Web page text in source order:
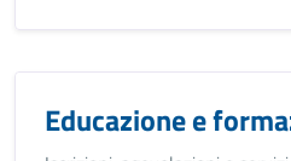
Educazione e